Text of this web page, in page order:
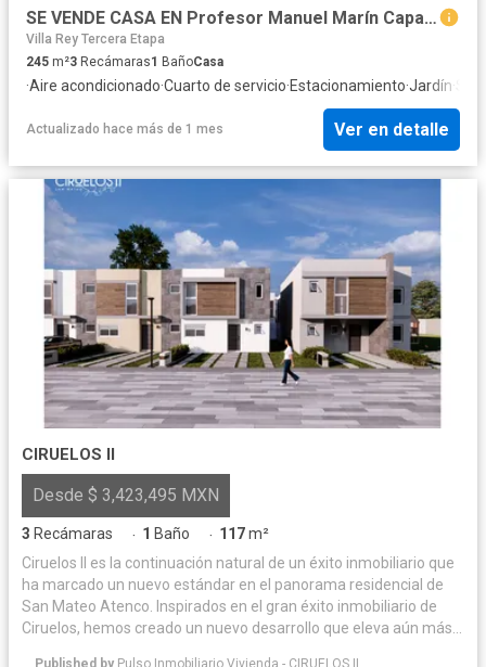
SE VENDE CASA EN Profesor Manuel Marín Capaceta 96, Reforma, Mexicali, Baja California, México
Villa Rey Tercera Etapa
245 m²3 Recámaras1 BañoCasa
·Aire acondicionado·Cuarto de servicio·Estacionamiento·Jardín·
Actualizado hace más de 1 mes Ver en detalle
CIRUELOS II
Desde $ 3,423,495 MXN
3 Recámaras · 1 Baño · 117m²
Ciruelos II es la continuación natural de un éxito inmobiliario que
ha marcado un nuevo estándar en el panorama residencial de
San Mateo Atenco. Inspirados en el gran éxito inmobiliario de
Ciruelos, hemos creado un nuevo desarrollo que eleva aún más